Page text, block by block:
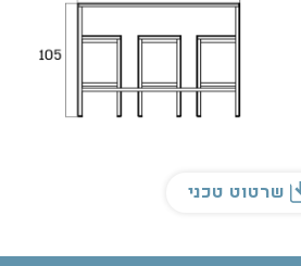
שרטוט טכני